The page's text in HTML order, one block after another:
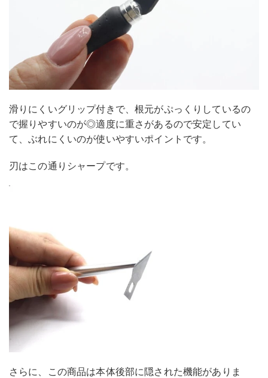
滑りにくいグリップ付きで、根元がぷっくりしているの
で握りやすいのが◎適度に重さがあるので安定してい
て、ぶれにくいのが使いやすいポイントです。
刃はこの通りシャープです。
さらに、この商品は本体後部に隠された機能がありま